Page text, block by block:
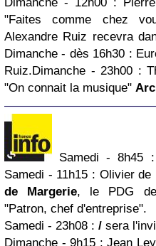
"Faites comme chez
Alexandre Ruiz recevra
Dimanche - dès 16h30 :
Ruiz.Dimanche - 23h00 :
"On connait la musique"
Samedi - 8h45 :
Samedi - 11h15 : Olivier de
de Margerie, le PDG
"Patron, chef d'entreprise".
Samedi - 23h08 : / sera
Dimanche - 9h15 : Jean